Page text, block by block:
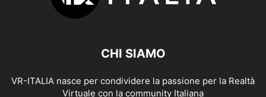
CHI SIAMO
VR-ITALIA nasce per condividere la passione per la Realtà
Virtuale con la community Italiana